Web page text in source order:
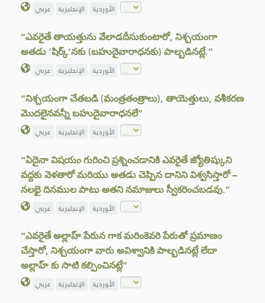
عربي الإنجليزية الأوردية
“ఎవరైతే తాయత్తును వేలాడదీసుకుంటారో, నిశ్చయంగా
అతడు ‘షిర్క్’నకు (బహుదైవారాధనకు) పాల్బడినట్లే.”
عربي الإنجليزية الأوردية
“నిశ్చయంగా చేతబడి (మంత్రతంత్రాలు), తాయెత్తులు, వశీకరణ
మొదలైనవన్నీ బహుదైవారాధనలే”
عربي الإنجليزية الأوردية
“ఏదైనా విషయం గురించి ప్రశ్నించడానికి ఎవరైతే జ్యోతిష్కుని
వద్దకు వెళతారో మరియు అతడు చెప్పిన దానిని విశ్వసిస్తారో –
నలభై దినముల పాటు అతని నమాజులు స్వీకరించబడవు.”
عربي الإنجليزية الأوردية
“ఎవరైతే అల్లాహ్ పేరున గాక మరింకెవరి పేరుతో ప్రమాణం
చేస్తారో, నిశ్చయంగా వారు అవిశ్వానికి పాల్బడినట్లే లేదా
అల్లాహ్ కు సాటి కల్పించినట్లే”
عربي الإنجليزية الأوردية